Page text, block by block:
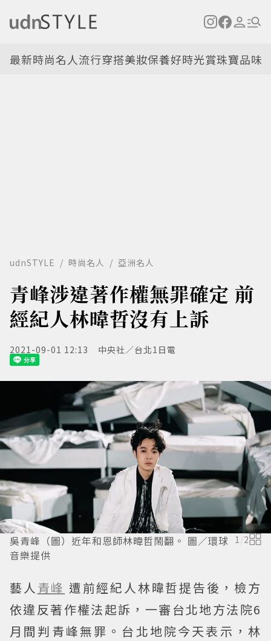
最新時尚名人流行穿搭美妝保養好時光賞珠寶品味
udnSTYLE 時尚名人 亞洲名人
青峰涉違著作權無罪確定 前
經紀人林暐哲沒有上訴
2021-09-01 12:13 中央社／台北1日電
吳青峰（圖）近年和恩師林暐哲鬧翻。 圖／環球
音樂提供
1 /2
藝人 青峰 遭前經紀人林暐哲提告後，檢方
依違反著作權法起訴，一審台北地方法院6
月間判青峰無罪。台北地院今天表示，林